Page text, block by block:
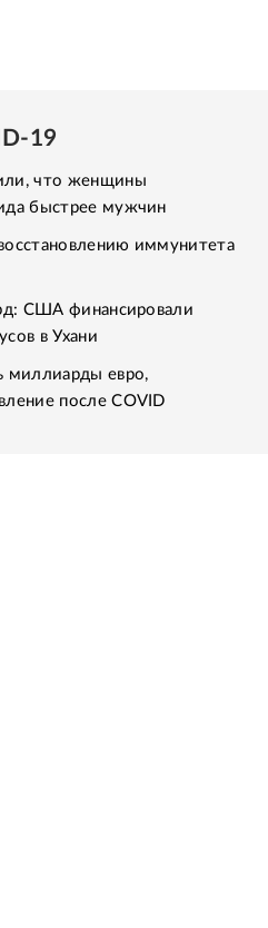
19
что женщины
быстрее мужчин
иммунитета
США финансировали
в Ухани
миллиарды евро,
после COVID